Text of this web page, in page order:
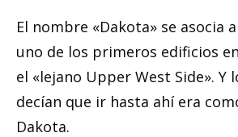
El nombre «Dakota» se asocia
uno de los primeros edificios
el «lejano Upper West Side». Y
decían que ir hasta ahí era
Dakota.